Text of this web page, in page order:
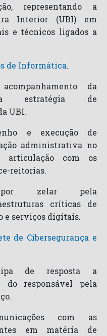
representando a
Interior (UBI) em
e técnicos ligados a
de Informática.
da
de
UBI.
e execuçãode
administrativa no
com os
reitorias.
por zelar pela
críticas de
e serviços digitais.
de Cibersegurança e
de resposta a
responsável pela
com as
em matéria de